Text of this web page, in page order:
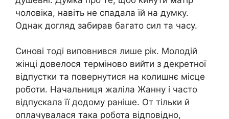
чоловіка, навіть не спадала їй на думку.
Однак догляд забирав багато сил та часу.
Синові тоді виповнився лише рік. Молодій
жінці довелося терміново вийти з декретної
відпустки та повернутися на колишнє місце
роботи. Начальниця жаліла Жанну і часто
відпускала її додому раніше. От тільки й
оплачувалася така робота відповідно,